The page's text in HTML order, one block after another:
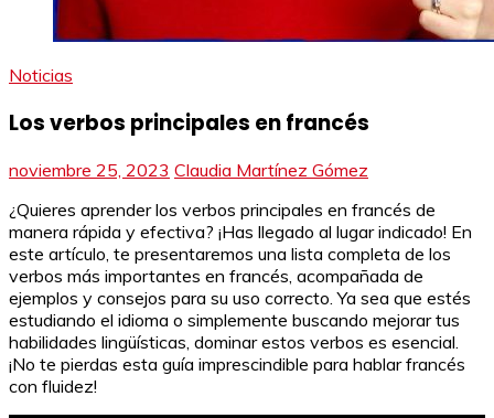
Noticias
Los verbos principales en francés
noviembre 25, 2023 Claudia Martínez Gómez
¿Quieres aprender los verbos principales en francés de
manera rápida y efectiva? ¡Has llegado al lugar indicado! En
este artículo, te presentaremos una lista completa de los
verbos más importantes en francés, acompañada de
ejemplos y consejos para su uso correcto. Ya sea que estés
estudiando el idioma o simplemente buscando mejorar tus
habilidades lingüísticas, dominar estos verbos es esencial.
¡No te pierdas esta guía imprescindible para hablar francés
con fluidez!